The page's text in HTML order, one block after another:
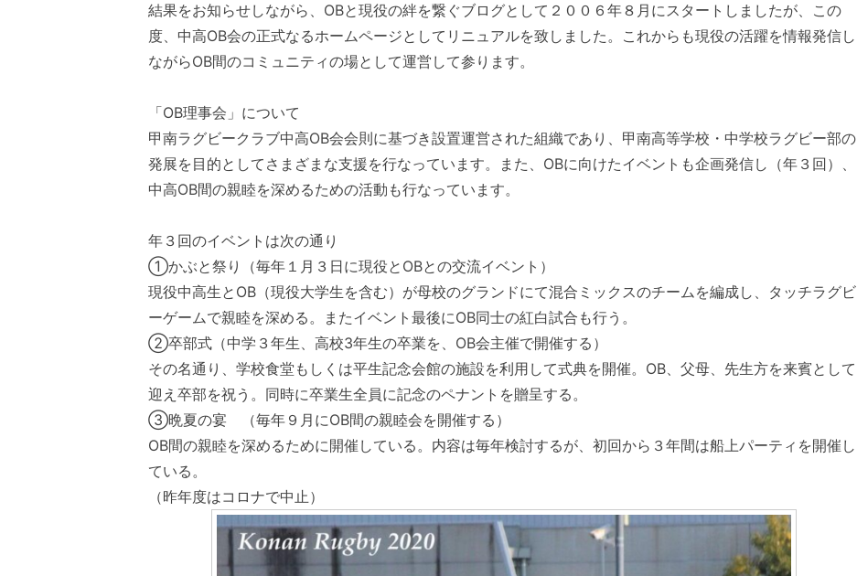
結果をお知らせしながら、OBと現役の絆を繋ぐブログとして２００６年８月にスタートしましたが、この
度、中高OB会の正式なるホームページとしてリニュアルを致しました。これからも現役の活躍を情報発信し
ながらOB間のコミュニティの場として運営して参ります。
「OB理事会」について
甲南ラグビークラブ中高OB会会則に基づき設置運営された組織であり、甲南高等学校・中学校ラグビー部の
発展を目的としてさまざまな支援を行なっています。また、OBに向けたイベントも企画発信し（年３回）、
中高OB間の親睦を深めるための活動も行なっています。
年３回のイベントは次の通り
①かぶと祭り（毎年１月３日に現役とOBとの交流イベント）
現役中高生とOB（現役大学生を含む）が母校のグランドにて混合ミックスのチームを編成し、タッチラグビ
ーゲームで親睦を深める。またイベント最後にOB同士の紅白試合も行う。
②卒部式（中学３年生、高校3年生の卒業を、OB会主催で開催する）
その名通り、学校食堂もしくは平生記念会館の施設を利用して式典を開催。OB、父母、先生方を来賓として
迎え卒部を祝う。同時に卒業生全員に記念のペナントを贈呈する。
③晩夏の宴 （毎年９月にOB間の親睦会を開催する）
OB間の親睦を深めるために開催している。内容は毎年検討するが、初回から３年間は船上パーティを開催し
ている。
（昨年度はコロナで中止）